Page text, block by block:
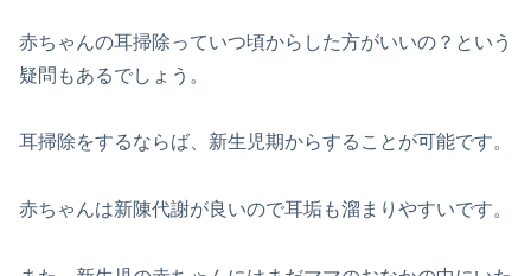
赤ちゃんの耳掃除っていつ頃からした方がいいの？という
疑問もあるでしょう。
耳掃除をするならば、新生児期からすることが可能です。
赤ちゃんは新陳代謝が良いので耳垢も溜まりやすいです。